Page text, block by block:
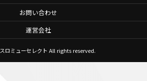
お問い合わせ
運営会社
スロミューセレクト All rights reserved.